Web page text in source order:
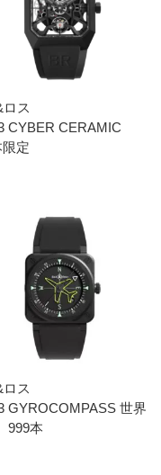
ス
CYBER CERAMIC
定
ス
GYROCOMPASS 世界
本